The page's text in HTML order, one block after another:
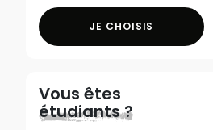
JE CHOISIS
Vous êtes
étudiants ?